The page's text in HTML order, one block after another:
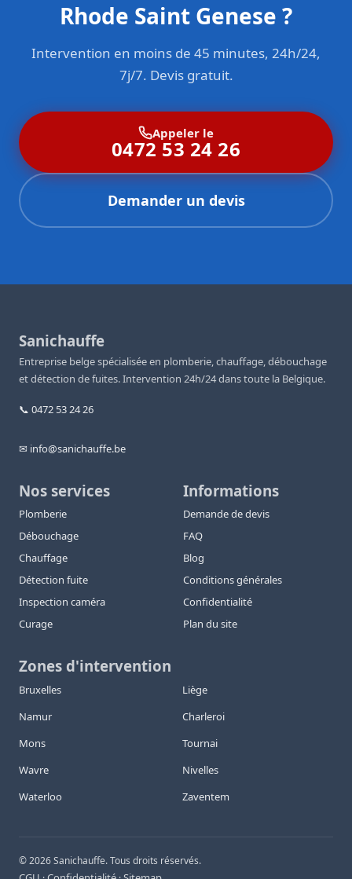
Rhode Saint Genese ?
Intervention en moins de 45 minutes, 24h/24,
7j/7. Devis gratuit.
Appeler le
0472 53 24 26
Demander un devis
Sanichauffe
Entreprise belge spécialisée en plomberie, chauffage, débouchage
et détection de fuites. Intervention 24h/24 dans toute la Belgique.
📞 0472 53 24 26
✉ info@sanichauffe.be
Nos services
Plomberie
Débouchage
Chauffage
Détection fuite
Inspection caméra
Curage
Informations
Demande de devis
FAQ
Blog
Conditions générales
Confidentialité
Plan du site
Zones d'intervention
Bruxelles
Liège
Namur
Charleroi
Mons
Tournai
Wavre
Nivelles
Waterloo
Zaventem
©2026Sanichauffe. Tous droits réservés.